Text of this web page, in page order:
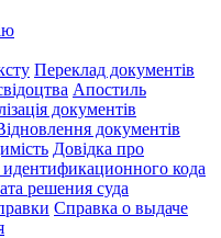
Переклад документів
Апостиль
документів
документів
Довідка про
кода
решения суда
Справка о выдаче